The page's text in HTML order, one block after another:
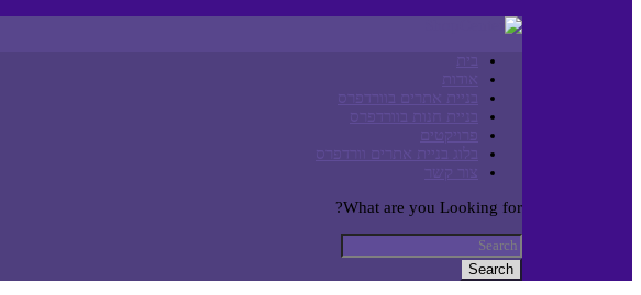
בית
אודות
בניית אתרים בוורדפרס
בניית חנות בוורדפרס
פרויקטים
בלוג בניית אתרים וורדפרס
צור קשר
What are you Looking for?
Search